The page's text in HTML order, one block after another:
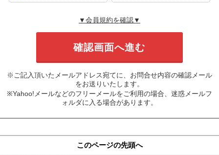
▼会員規約を確認▼
※ご記入頂いたメールアドレス宛てに、お問合せ内容の確認メール
をお送りいたします。
※Yahoo!メールなどのフリーメールをご利用の場合、迷惑メールフ
ォルダに入る場合があります。
このページの先頭へ